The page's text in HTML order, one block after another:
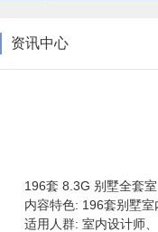
资讯中心
196套 8.3G 别墅全套
内容特色: 196套别墅
适用人群: 室内设计师